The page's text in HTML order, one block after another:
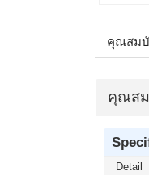
คุณสม
คุณส
Detail